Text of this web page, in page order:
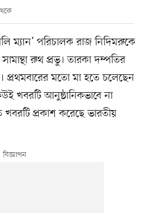
ম্যান’ পরিচালক রাজ নিদিমরুকে
রুথ প্রভু। তারকা দম্পতির
মতো মা হতে চলেছেন
খবরটি আনুষ্ঠানিকভাবে না
খবরটি প্রকাশ করেছে ভারতীয়